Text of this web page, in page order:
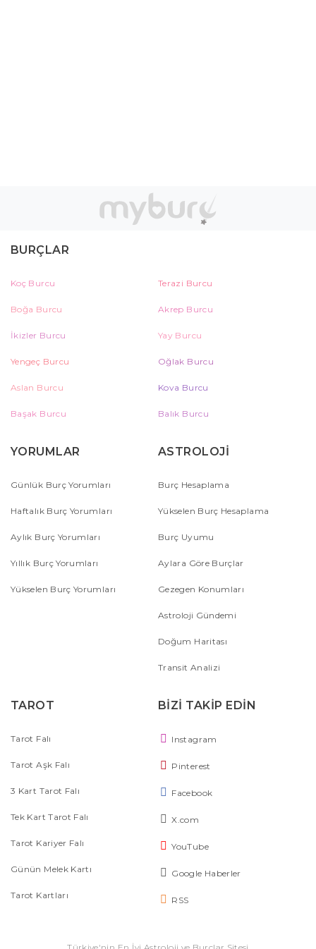
BURÇLAR
Koç Burcu Terazi Burcu
Boğa Burcu Akrep Burcu
İkizler Burcu Yay Burcu
Yengeç Burcu Oğlak Burcu
Aslan Burcu Kova Burcu
Başak Burcu Balık Burcu
YORUMLAR
Günlük Burç Yorumları
Haftalık Burç Yorumları
Aylık Burç Yorumları
Yıllık Burç Yorumları
Yükselen Burç Yorumları
ASTROLOJİ
Burç Hesaplama
Yükselen Burç Hesaplama
Burç Uyumu
Aylara Göre Burçlar
Gezegen Konumları
Astroloji Gündemi
Doğum Haritası
Transit Analizi
TAROT
Tarot Falı
Tarot Aşk Falı
3 Kart Tarot Falı
Tek Kart Tarot Falı
Tarot Kariyer Falı
Günün Melek Kartı
Tarot Kartları
BİZİ TAKİP EDİN
Instagram
Pinterest
Facebook
X.com
YouTube
Google Haberler
RSS